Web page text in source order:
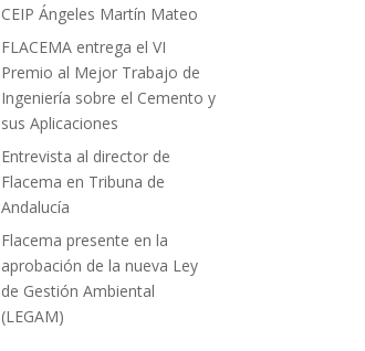
CEIP Ángeles Martín Mateo
FLACEMA entrega el VI
Premio al Mejor Trabajo de
Ingeniería sobre el Cemento y
sus Aplicaciones
Entrevista al director de
Flacema en Tribuna de
Andalucía
Flacema presente en la
aprobación de la nueva Ley
de Gestión Ambiental
(LEGAM)